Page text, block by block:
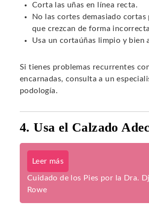
Corta las uñas en línea recta.
No las cortes demasiado cortas
que crezcan de forma
Usa un cortaúñas limpio y bien
Si tienes problemas recurrentes
encarnadas, consulta a un
podología.
4. Usa el Calzado
Leer más
Cuidado de los Pies por la Dra.
Rowe